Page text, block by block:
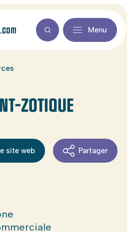
Menu
ZOTIQUE
site web Partager